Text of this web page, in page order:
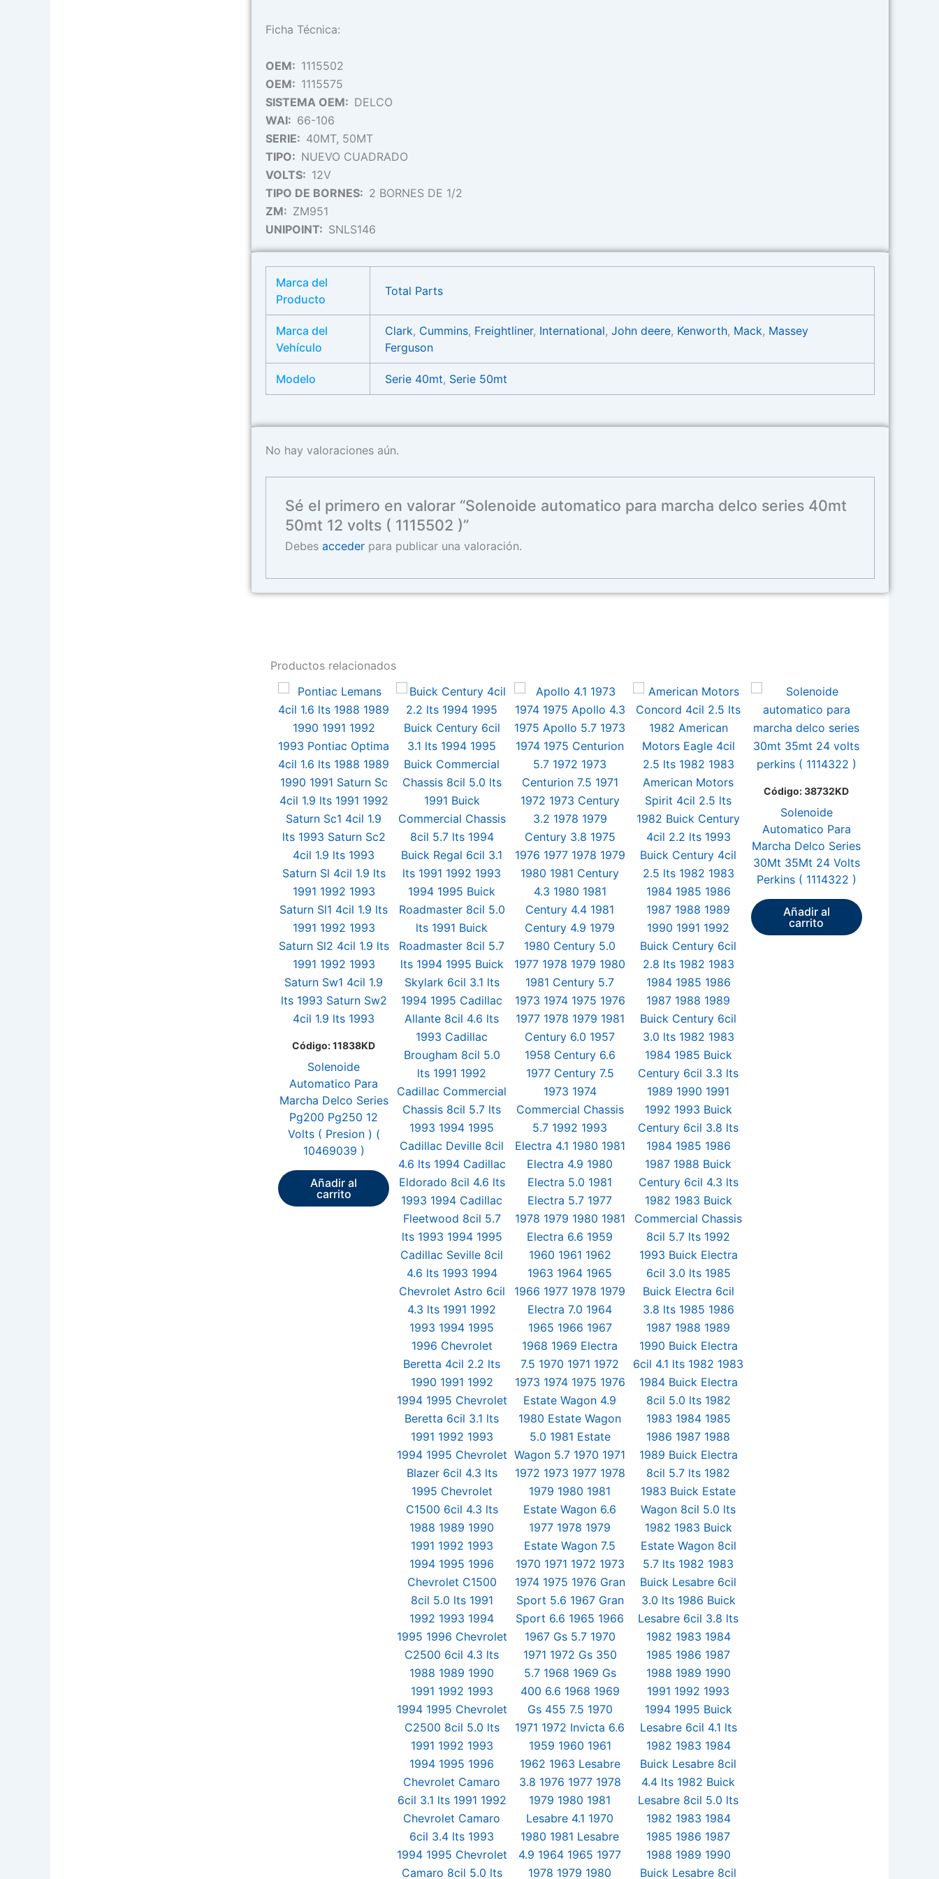
Ficha Técnica:
OEM: 1115502
OEM: 1115575
SISTEMA OEM: DELCO
WAI: 66-106
SERIE: 40MT, 50MT
TIPO: NUEVO CUADRADO
VOLTS: 12V
TIPO DE BORNES: 2 BORNES DE 1/2
ZM: ZM951
UNIPOINT: SNLS146
Marca del
Producto
Total Parts
Marca del
Vehículo
Clark, Cummins, Freightliner, International,John deere, Kenworth, Mack, Massey
Ferguson
Modelo Serie 40mt, Serie 50mt
No hay valoraciones aún.
Sé el primero en valorar “Solenoide automatico para marcha delco series 40mt
50mt 12 volts ( 1115502 )”
Debes accederpara publicar una valoración.
Productos relacionados
Código: 38732KD
Solenoide
Automatico Para
Marcha Delco Series
30Mt 35Mt 24 Volts
Perkins ( 1114322 )
Añadir al
carrito
Código: 11844KD
Solenoide
automatico para
marcha delco series
30mt 35mt 12 volts
perkins ( 5510 ) (
1114365 )